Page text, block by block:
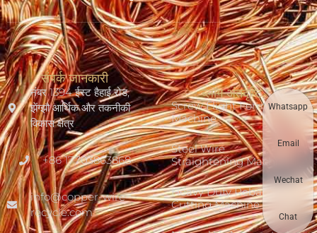
संपर्क जानकारी
नंबर 1394 ईस्ट हैहाई रोड,
झेंग्झौ आर्थिक और तकनीकी
विकास क्षेत्र
+86 17703863868
info@copper-wire-
recycle.com
ब्लॉग अंतर्दृष्टि
Screw Flight Forming
Machine
Steel Wire
Straightening Machine
Heavy Duty Rebar
Cutting Machine
Whatsapp
Email
Wechat
Chat